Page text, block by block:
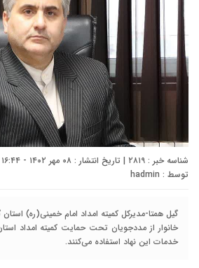
شناسه خبر : ۲۸۱۹ | تاریخ انتشار : ۰۸ مهر ۱۴۰۲ - ۱۶:۴۴ | تعداد دیدگاه :
توسط : hadmin
خانوار از مددجویان تحت حمایت کمیته امداد
خدمات این نهاد استفاده می‌کنند.